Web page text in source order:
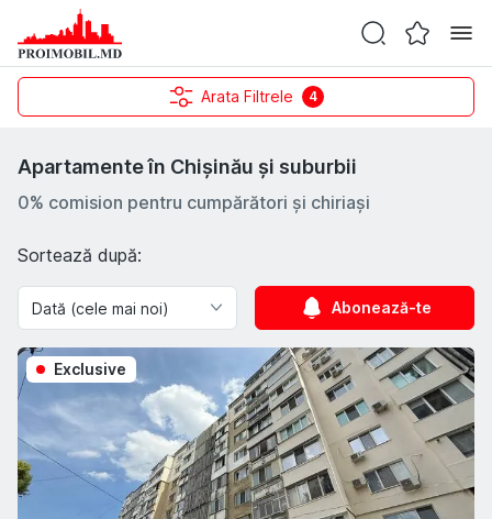
Arata Filtrele 4
Apartamente în Chișinău și suburbii
0% comision pentru cumpărători și chiriași
Sortează după:
Abonează-te
Exclusive